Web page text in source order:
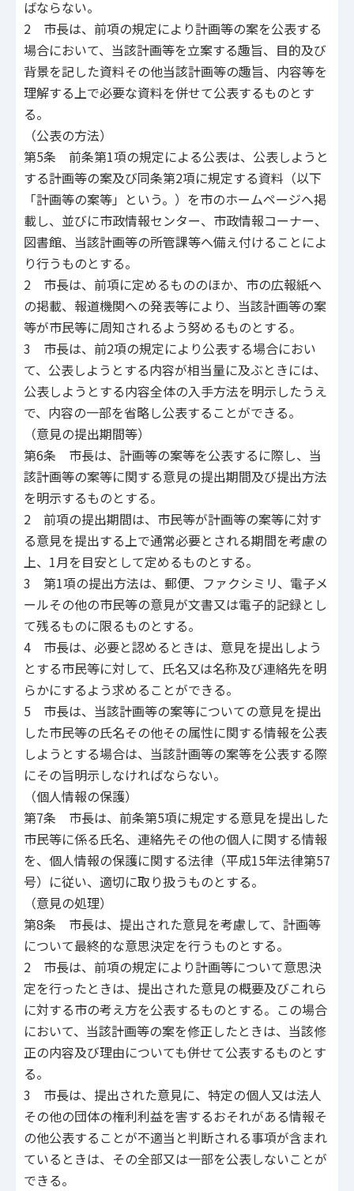
ばならない。
2 市長は、前項の規定により計画等の案を公表する
場合において、当該計画等を立案する趣旨、目的及び
背景を記した資料その他当該計画等の趣旨、内容等を
理解する上で必要な資料を併せて公表するものとす
る。
（公表の方法）
第5条 前条第1項の規定による公表は、公表しようと
する計画等の案及び同条第2項に規定する資料（以下
「計画等の案等」という。）を市のホームページへ掲
載し、並びに市政情報センター、市政情報コーナー、
図書館、当該計画等の所管課等へ備え付けることによ
り行うものとする。
2 市長は、前項に定めるもののほか、市の広報紙へ
の掲載、報道機関への発表等により、当該計画等の案
等が市民等に周知されるよう努めるものとする。
3 市長は、前2項の規定により公表する場合におい
て、公表しようとする内容が相当量に及ぶときには、
公表しようとする内容全体の入手方法を明示したうえ
で、内容の一部を省略し公表することができる。
（意見の提出期間等）
第6条 市長は、計画等の案等を公表するに際し、当
該計画等の案等に関する意見の提出期間及び提出方法
を明示するものとする。
2 前項の提出期間は、市民等が計画等の案等に対す
る意見を提出する上で通常必要とされる期間を考慮の
上、1月を目安として定めるものとする。
3 第1項の提出方法は、郵便、ファクシミリ、電子メ
ールその他の市民等の意見が文書又は電子的記録とし
て残るものに限るものとする。
4 市長は、必要と認めるときは、意見を提出しよう
とする市民等に対して、氏名又は名称及び連絡先を明
らかにするよう求めることができる。
5 市長は、当該計画等の案等についての意見を提出
した市民等の氏名その他その属性に関する情報を公表
しようとする場合は、当該計画等の案等を公表する際
にその旨明示しなければならない。
（個人情報の保護）
第7条 市長は、前条第5項に規定する意見を提出した
市民等に係る氏名、連絡先その他の個人に関する情報
を、個人情報の保護に関する法律（平成15年法律第57
号）に従い、適切に取り扱うものとする。
（意見の処理）
第8条 市長は、提出された意見を考慮して、計画等
について最終的な意思決定を行うものとする。
2 市長は、前項の規定により計画等について意思決
定を行ったときは、提出された意見の概要及びこれら
に対する市の考え方を公表するものとする。この場合
において、当該計画等の案を修正したときは、当該修
正の内容及び理由についても併せて公表するものとす
る。
3 市長は、提出された意見に、特定の個人又は法人
その他の団体の権利利益を害するおそれがある情報そ
の他公表することが不適当と判断される事項が含まれ
ているときは、その全部又は一部を公表しないことが
できる。